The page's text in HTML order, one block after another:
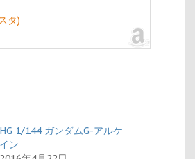
タ)
HG 1/144 ガンダムG-アルケ
イン